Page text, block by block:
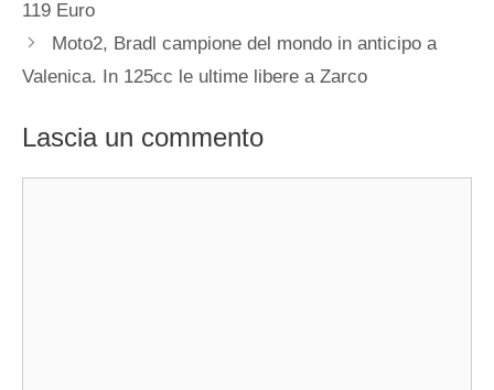
119 Euro
Moto2, Bradl campione del mondo in anticipo a
Valenica. In 125cc le ultime libere a Zarco
Lascia un commento